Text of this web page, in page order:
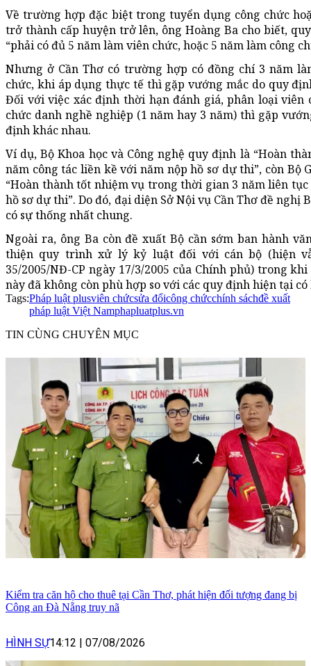
Về trường hợp đặc biệt trong tuyển dụng công chức
trở thành cấp huyện trở lên, ông Hoàng Ba cho biết,
“phải có đủ 5 năm làm viên chức, hoặc 5 năm làm công
Nhưng ở Cần Thơ có trường hợp có đồng chí 3 năm
chức, khi áp dụng thực tế thì gặp vướng mắc do quy
Đối với việc xác định thời hạn đánh giá, phân loại
chức danh nghề nghiệp (1 năm hay 3 năm) thì gặp
định khác nhau.
Ví dụ, Bộ Khoa học và Công nghệ quy định là “Hoàn
năm công tác liền kề với năm nộp hồ sơ dự thi”, còn Bộ
“Hoàn thành tốt nhiệm vụ trong thời gian 3 năm liên
hồ sơ dự thi”. Do đó, đại diện Sở Nội vụ Cần Thơ đề nghị
có sự thống nhất chung.
Ngoài ra, ông Ba còn đề xuất Bộ cần sớm ban hành
thiện quy trình xử lý kỷ luật đối với cán bộ (hiện
35/2005/NĐ-CP ngày 17/3/2005 của Chính phủ) trong
này đã không còn phù hợp so với các quy định hiện tại
Tags:Pháp luật plusviên chứcsửa đổicông chứcchính sáchđề xuất
pháp luật Việt Namphapluatplus.vn
TIN CÙNG CHUYÊN MỤC
Kiểm tra căn hộ cho thuê tại Cần Thơ, phát hiện đối tượng đang bị
Công an Đà Nẵng truy nã
HÌNH SỰ14:12 07/08/2026